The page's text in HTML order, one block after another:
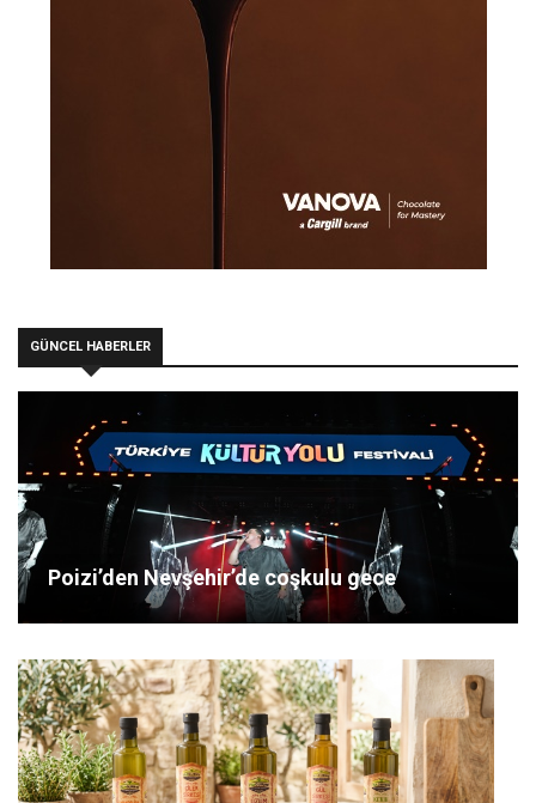
GÜNCEL HABERLER
Poizi’den Nevşehir’de coşkulu gece